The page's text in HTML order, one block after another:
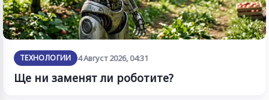
ТЕХНОЛОГИИ 4 Август 2026, 04:31
Ще ни заменят ли роботите?